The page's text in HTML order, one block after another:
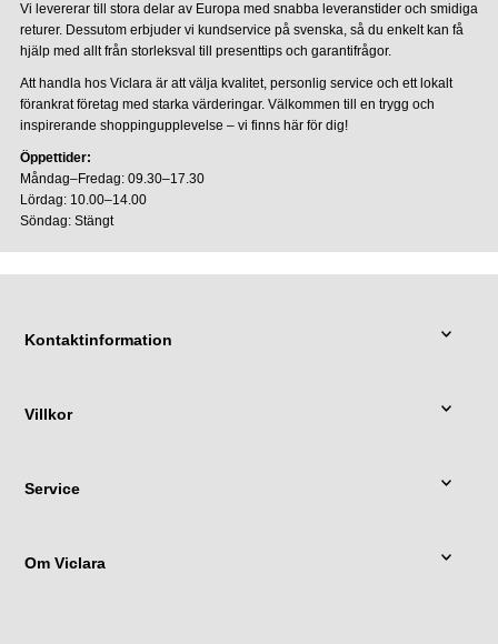
Vi levererar till stora delar av Europa med snabba leveranstider och smidiga
returer. Dessutom erbjuder vi kundservice på svenska, så du enkelt kan få
hjälp med allt från storleksval till presenttips och garantifrågor.
Att handla hos Viclara är att välja kvalitet, personlig service och ett lokalt
förankrat företag med starka värderingar. Välkommen till en trygg och
inspirerande shoppingupplevelse – vi finns här för dig!
Öppettider:
Måndag–Fredag: 09.30–17.30
Lördag: 10.00–14.00
Söndag: Stängt
Kontaktinformation
Villkor
Service
Om Viclara